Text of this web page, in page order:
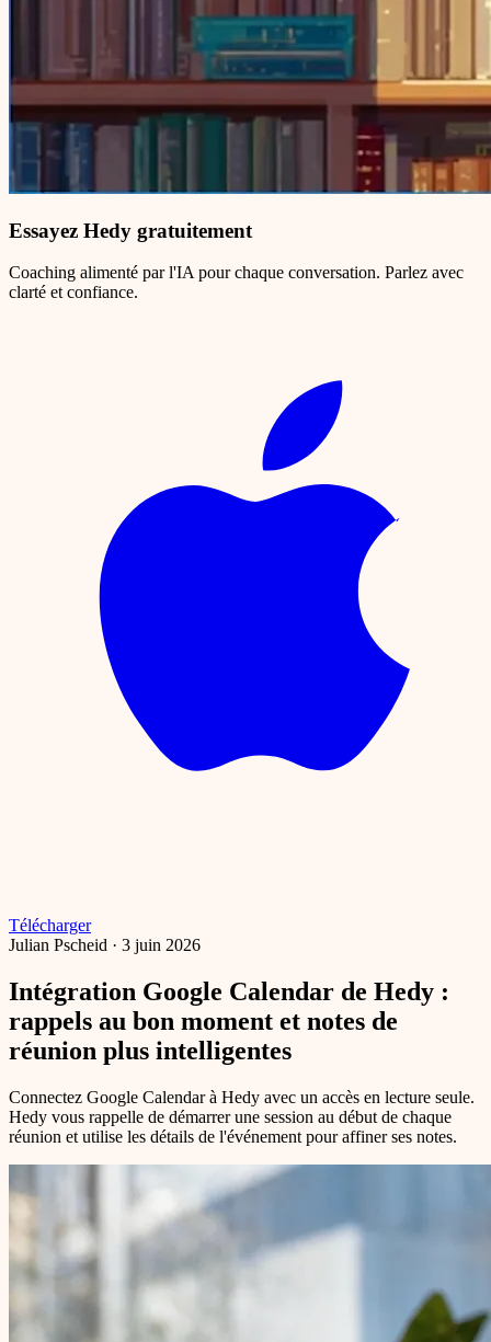
Essayez Hedy gratuitement
Coaching alimenté par l'IA pour chaque conversation. Parlez avec
clarté et confiance.
Télécharger
Julian Pscheid · 3 juin 2026
Intégration Google Calendar de Hedy :
rappels au bon moment et notes de
réunion plus intelligentes
Connectez Google Calendar à Hedy avec un accès en lecture seule.
Hedy vous rappelle de démarrer une session au début de chaque
réunion et utilise les détails de l'événement pour affiner ses notes.